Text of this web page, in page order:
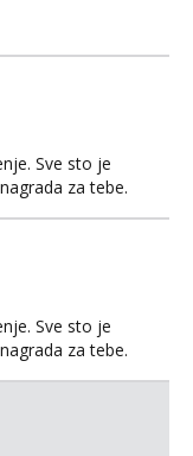
Sve sto je
za tebe.
Sve sto je
za tebe.